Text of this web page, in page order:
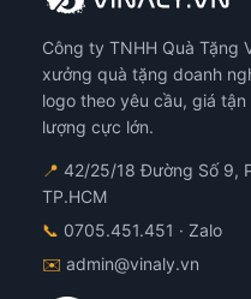
Công ty TNHH Quà Tặng
xưởng quà tặng doanh
logo theo yêu cầu, giá
lượng cực lớn.
📍 42/25/18 Đường Số 9,
TP.HCM
📞 0705.451.451 · Zalo
✉️ admin@vinaly.vn